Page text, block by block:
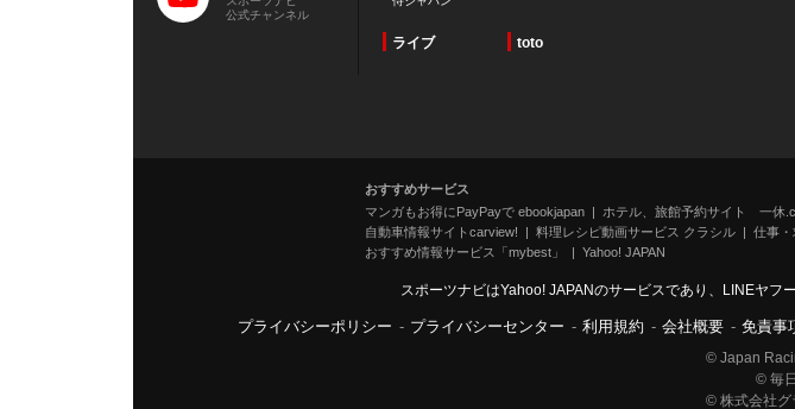
公式チャンネル
ライブ toto
おすすめサービス
マンガもお得にPayPayで ebookjapan
ホテル、旅館予約サイト 一休
自動車情報サイトcarview!
料理レシピ動画サービス クラシル 仕事・
おすすめ情報サービス「mybest」
Yahoo! JAPAN
スポーツナビはYahoo! JAPANのサービスであり、LINEヤフ
プライバシーポリシー - プライバシーセンター - 利用規約 - 会社概要 - 免責事
© Japan
© 毎
© 株式会社グ